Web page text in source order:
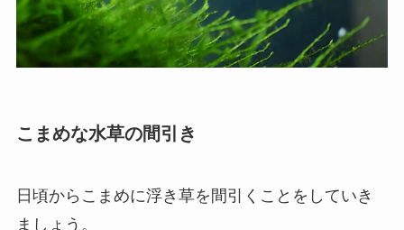
こまめな水草の間引き
日頃からこまめに浮き草を間引くことをしていき
ましょう。